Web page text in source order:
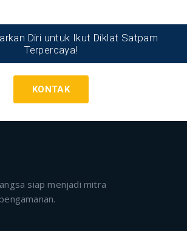
Diri untuk Ikut Diklat Satpam
Terpercaya!
KONTAK
siap menjadi mitra